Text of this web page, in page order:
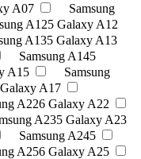
A07
Samsung
A125 Galaxy A12
A135 Galaxy A13
Samsung A145
A15
Samsung
A17
A226 Galaxy A22
A235 Galaxy A23
Samsung A245
A256 Galaxy A25